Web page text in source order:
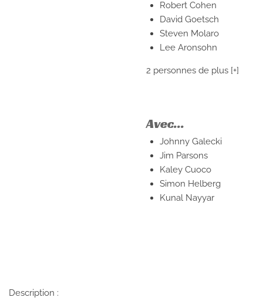
Robert Cohen
David Goetsch
Steven Molaro
Lee Aronsohn
2 personnes de plus [+]
Avec...
Johnny Galecki
Jim Parsons
Kaley Cuoco
Simon Helberg
Kunal Nayyar
Description :